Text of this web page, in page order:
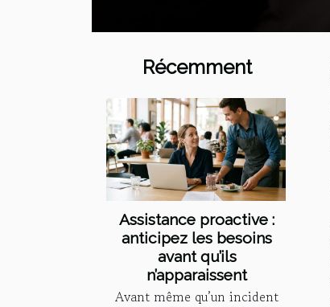
Récemment
Assistance proactive :
anticipez les besoins
avant qu’ils
n’apparaissent
Avant même qu’un incident